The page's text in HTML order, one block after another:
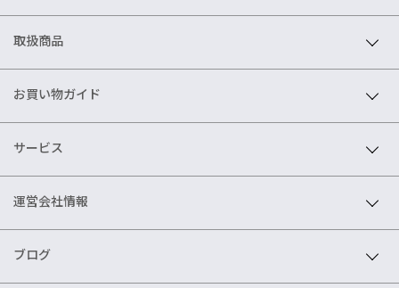
取扱商品
お買い物ガイド
サービス
運営会社情報
ブログ